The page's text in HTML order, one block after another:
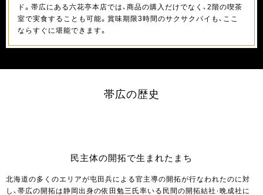
ド。帯広にある六花亭本店では、商品の購入だけでなく、2階の喫茶
室で実食することも可能。賞味期限3時間のサクサクパイも、ここ
ならすぐに堪能できます。
帯広の歴史
民主体の開拓で生まれたまち
北海道の多くのエリアが屯田兵による官主導の開拓が行なわれたのに対
し、帯広の開拓は静岡出身の依田勉三氏率いる民間の開拓結社・晩成社に